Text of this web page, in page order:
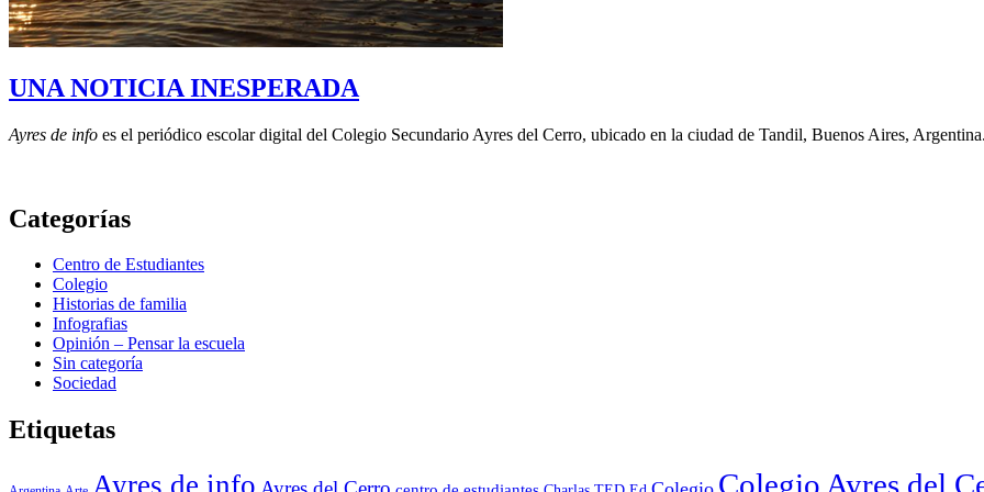
UNA NOTICIA INESPERADA
Ayres de info es el periódico escolar digital del Colegio Secundario Ayres del Cerro, ubicado en la ciudad de Tandil, Buenos Aires, Argentina.
Categorías
Centro de Estudiantes
Colegio
Historias de familia
Infografias
Opinión – Pensar la escuela
Sin categoría
Sociedad
Etiquetas
Colegio Ayres del